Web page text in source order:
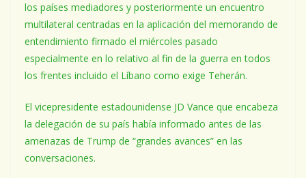
los países mediadores y posteriormente un encuentro
multilateral centradas en la aplicación del memorando de
entendimiento firmado el miércoles pasado
especialmente en lo relativo al fin de la guerra en todos
los frentes incluido el Líbano como exige Teherán.
El vicepresidente estadounidense JD Vance que encabeza
la delegación de su país había informado antes de las
amenazas de Trump de “grandes avances” en las
conversaciones.